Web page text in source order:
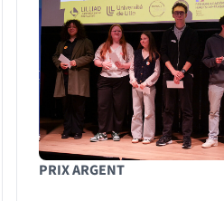
PRIX ARGENT